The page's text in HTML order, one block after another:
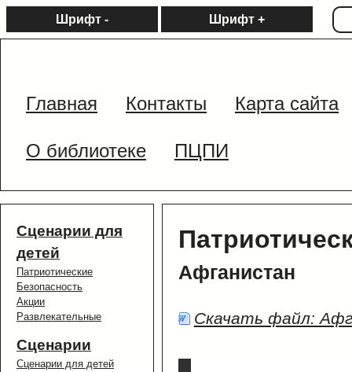
Шрифт - Шрифт +
Главная Контакты Карта сайта
О библиотеке ПЦПИ
Сценарии для
детей
Патриотические
Безопасность
Акции
Развлекательные
Сценарии
Сценарии для детей
Афганистан
Скачать файл: